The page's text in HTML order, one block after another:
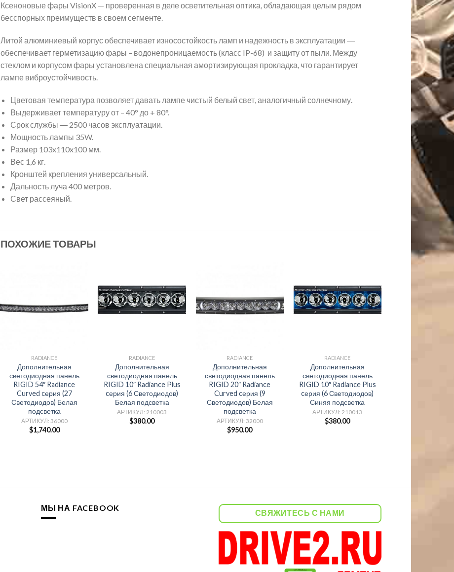
Ксеноновые фары VisionX — проверенная в деле осветительная оптика, обладающая целым рядом
бесспорных преимуществ в своем сегменте.
Литой алюминиевый корпус обеспечивает износостойкость ламп и надежность в эксплуатации ―
обеспечивает герметизацию фары – водонепроницаемость (класс IP-68) и защиту от пыли. Между
стеклом и корпусом фары установлена специальная амортизирующая прокладка, что гарантирует
лампе виброустойчивость.
Цветовая температура позволяет давать лампе чистый белый свет, аналогичный солнечному.
Выдерживает температуру от – 40° до + 80°.
Срок службы ― 2500 часов эксплуатации.
Мощность лампы 35W.
Размер 103x110x100 мм.
Вес 1,6 кг.
Кронштей крепления универсальный.
Дальность луча 400 метров.
Свет рассеяный.
ПОХОЖИЕ ТОВАРЫ
RADIANCE
Дополнительная
светодиодная панель
RIGID 54″ Radiance
Curved cерия (27
Светодиодов) Белая
подсветка
АРТИКУЛ: 36000
$1,740.00
RADIANCE
Дополнительная
светодиодная панель
RIGID 10″ Radiance Plus
cерия (6 Светодиодов)
Белая подсветка
АРТИКУЛ: 210003
$380.00
RADIANCE
Дополнительная
светодиодная панель
RIGID 20″ Radiance
Curved cерия (9
Светодиодов) Белая
подсветка
АРТИКУЛ: 32000
$950.00
RADIANCE
Дополнительная
светодиодная панель
RIGID 10″ Radiance Plus
cерия (6 Светодиодов)
Синяя подсветка
АРТИКУЛ: 210013
$380.00
МЫ НА FACEBOOK
СВЯЖИТЕСЬ С НАМИ